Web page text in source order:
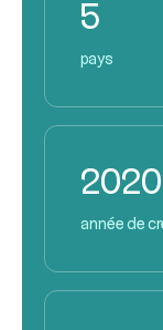
5
pays
2020
année de